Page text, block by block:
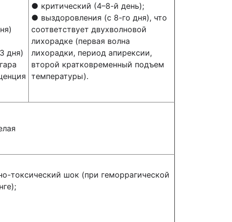
дня)
● критический (4–8-й день);
● выздоровления (с 8-го дня), что
соответствует двухволновой
лихорадке (первая волна
лихорадки, период апирексии,
второй кратковременный подъем
температуры).
токсический шок (при геморрагической